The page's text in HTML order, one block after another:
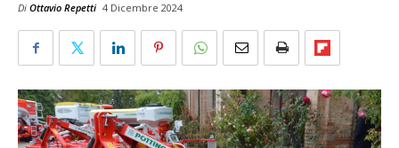
Di Ottavio Repetti 4 Dicembre 2024